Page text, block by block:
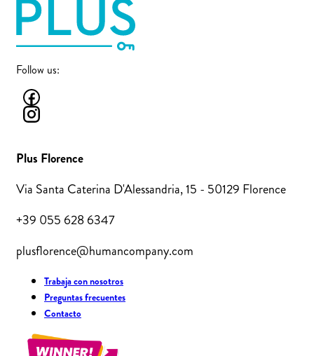
Follow us:
Plus Florence
Via Santa Caterina D'Alessandria, 15 - 50129 Florence
+39 055 628 6347
plusflorence@humancompany.com
Trabaja con nosotros
Preguntas frecuentes
Contacto